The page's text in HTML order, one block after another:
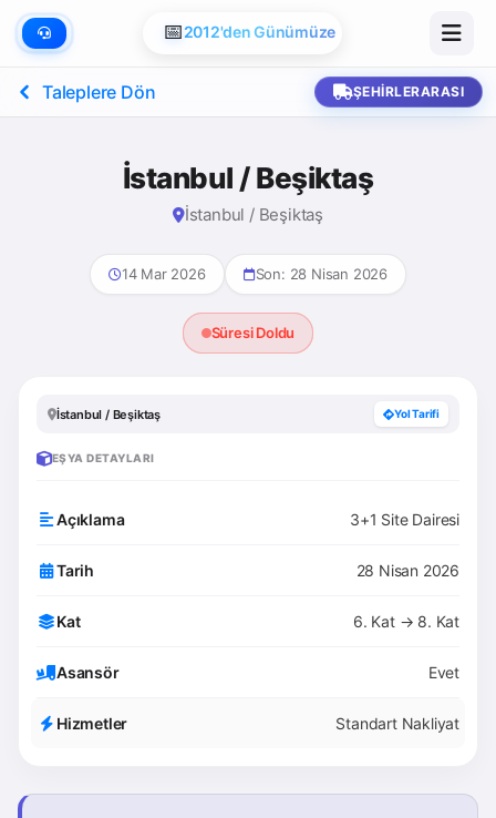
📅2012'den Günümüze
Taleplere Dön ŞEHIRLERARASI
İstanbul / Beşiktaş
İstanbul / Beşiktaş
14 Mar 2026 Son: 28 Nisan 2026
Süresi Doldu
İstanbul / Beşiktaş Yol Tarifi
EŞYA DETAYLARI
Açıklama 3+1 Site Dairesi
Tarih 28 Nisan 2026
Kat 6. Kat → 8. Kat
Asansör Evet
Hizmetler Standart Nakliyat